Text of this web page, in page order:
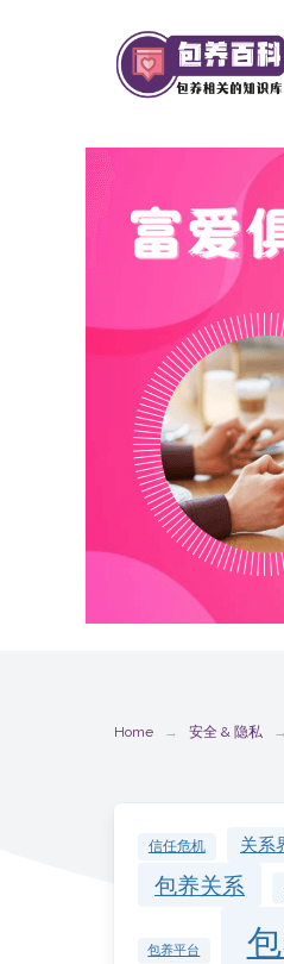
Home 安全 & 隐私
信任危机 关系
包养关系
包养平台